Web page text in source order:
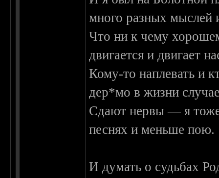
много разных мыслей
Что ни к чему
двигается и двигает
Кому-то наплевать и
дер*мо в жизни
Сдают нервы — я
песнях и меньше пою.
И думать о судьбах